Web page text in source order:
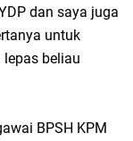
dan saya juga
untuk
beliau
BPSH KPM